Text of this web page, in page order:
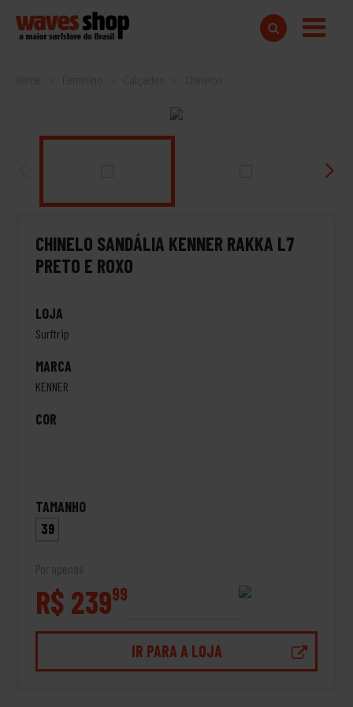
Home Feminino
CHINELO SANDÁLIA KENNER RAKKA L7
PRETO E ROXO
LOJA
Surftrip
MARCA
KENNER
COR
TAMANHO
39
Por apenas
R$ 23999
IR PARA A LOJA